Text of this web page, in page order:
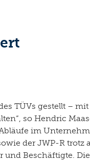
TÜVs gestellt –
so Hendric
im
der JWP-R
Beschäftigte.